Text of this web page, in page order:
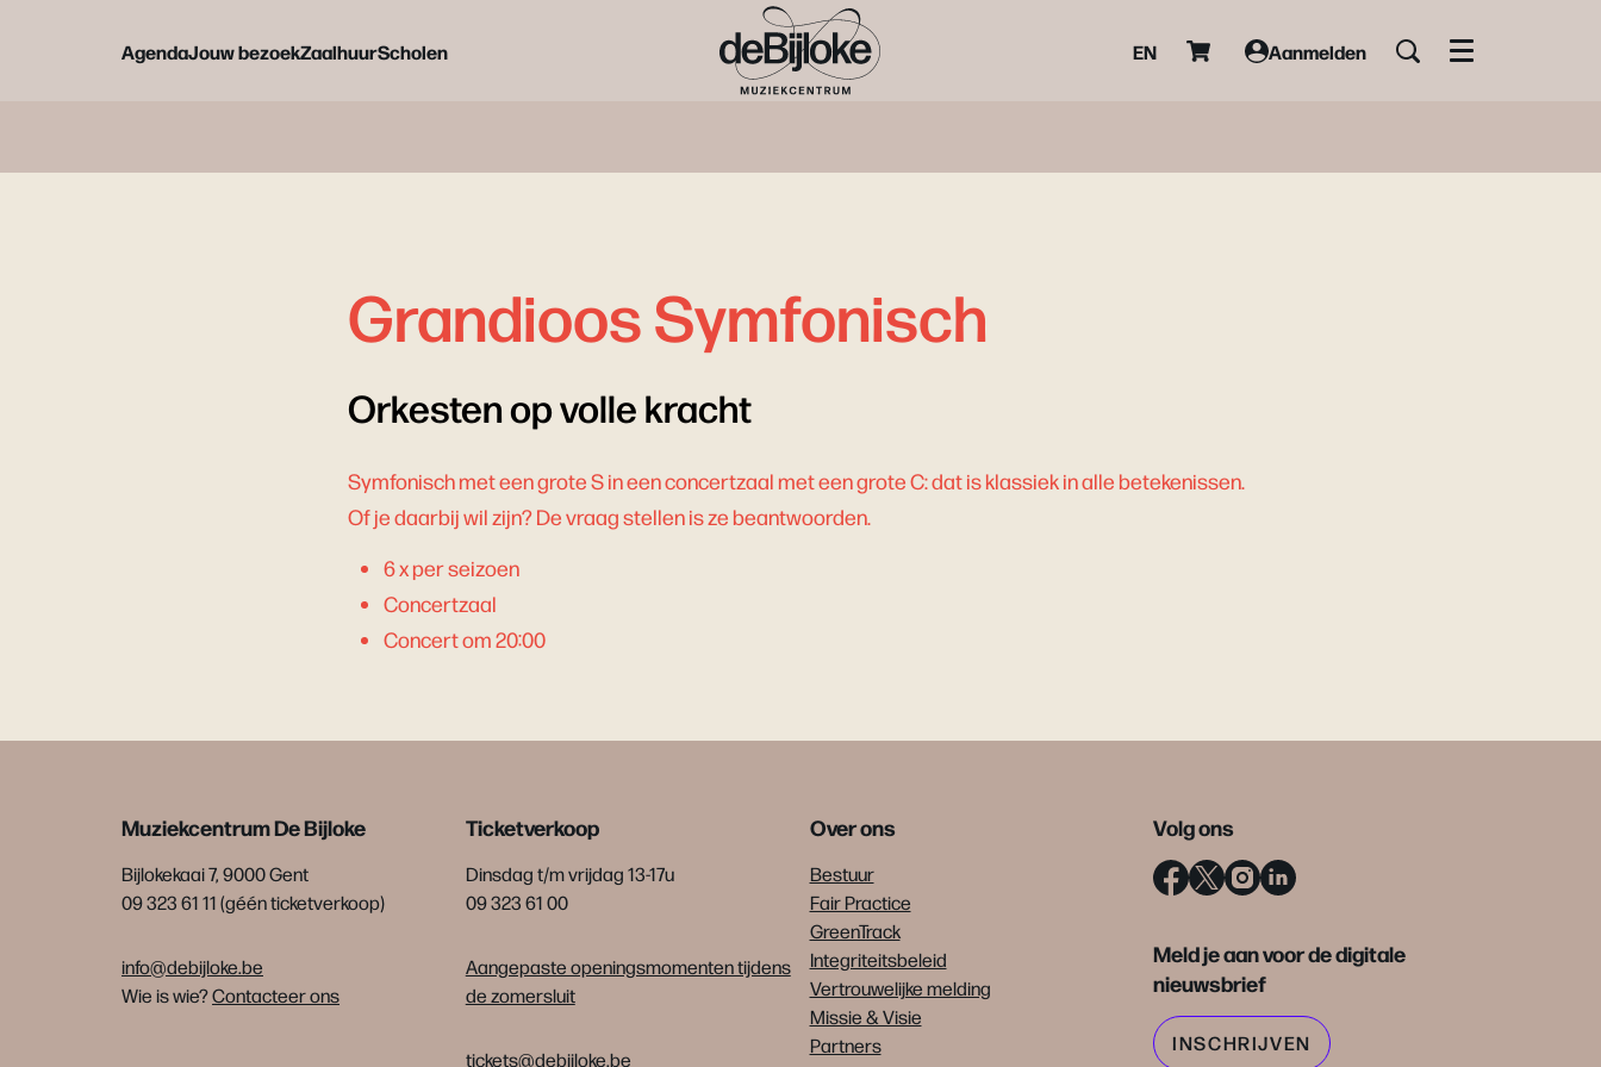
AgendaJouw bezoekZaalhuurScholen EN Aanmelden Menu
Grandioos Symfonisch
Orkesten op volle kracht
Symfonisch met een grote S in een concertzaal met een grote C: dat is klassiek in alle betekenissen.
Of je daarbij wil zijn? De vraag stellen is ze beantwoorden.
6 x per seizoen
Concertzaal
Concert om 20:00
Muziekcentrum De Bijloke
Bijlokekaai 7, 9000 Gent
09 323 61 11 (géén ticketverkoop)
info@debijloke.be
Wie is wie?Contacteer ons
Ticketverkoop
Dinsdag t/m vrijdag 13-17u
09 323 61 00
Aangepaste openingsmomenten tijdens
de zomersluit
tickets@debijloke.be
Over ons
Bestuur
Fair Practice
GreenTrack
Integriteitsbeleid
Vertrouwelijke melding
Missie & Visie
Partners
Volg ons
Meld je aan voor de digitale
nieuwsbrief
INSCHRIJVEN